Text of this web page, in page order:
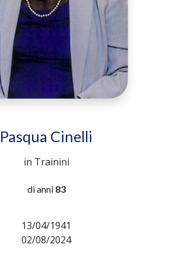
Pasqua Cinelli
in Trainini
di anni 83
13/04/1941
02/08/2024